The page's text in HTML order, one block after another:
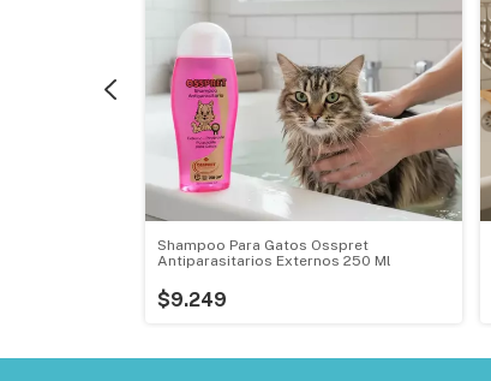
Shampoo Para Gatos Osspret
Antiparasitarios Externos 250 Ml
$9.249